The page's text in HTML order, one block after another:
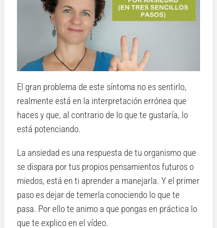
El gran problema de este síntoma no es sentirlo,
realmente está en la interpretación errónea que
haces y que, al contrario de lo que te gustaría, lo
está potenciando.
La ansiedad es una respuesta de tu organismo que
se dispara por tus propios pensamientos futuros o
miedos, está en ti aprender a manejarla. Y el primer
paso es dejar de temerla conociendo lo que te
pasa. Por ello te animo a que pongas en práctica lo
que te explico en el vídeo.